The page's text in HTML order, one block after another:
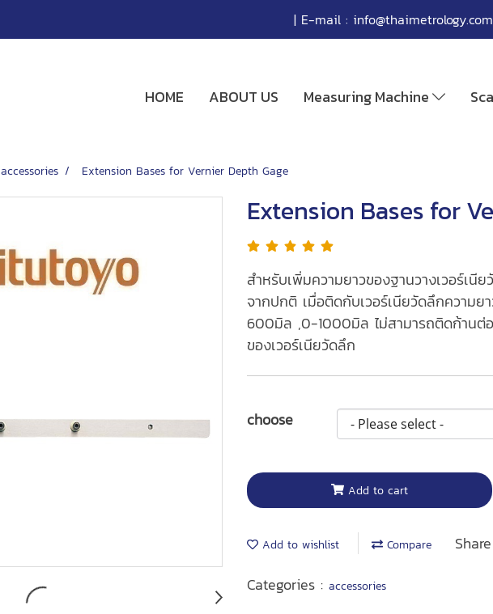
| E-mail : info@thaimetrology.com
HOME ABOUT US Measuring Machine
accessories Extension Bases for Vernier Depth Gage
Extension Bases for
สำหรับเพิ่มความยาวของฐานวางเวอร์เนี
จากปกติ เมื่อติดกับเวอร์เนียวัดลึกความ
600มิล ,0-1000มิล ไม่สามารถติดก้านต่
ของเวอร์เนียวัดลึก
choose
Add to cart
Add to wishlist Compare
Share
Categories : accessories